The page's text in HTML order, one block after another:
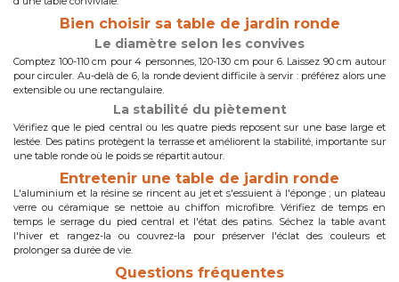
Bien choisir sa table de jardin ronde
Le diamètre selon les convives
Comptez 100-110 cm pour 4 personnes, 120-130 cm pour 6. Laissez 90 cm autour
pour circuler. Au-delà de 6, la ronde devient difficile à servir : préférez alors une
extensible ou une rectangulaire.
La stabilité du piètement
Vérifiez que le pied central ou les quatre pieds reposent sur une base large et
lestée. Des patins protègent la terrasse et améliorent la stabilité, importante sur
une table ronde où le poids se répartit autour.
Entretenir une table de jardin ronde
L'aluminium et la résine se rincent au jet et s'essuient à l'éponge ; un plateau
verre ou céramique se nettoie au chiffon microfibre. Vérifiez de temps en
temps le serrage du pied central et l'état des patins. Séchez la table avant
l'hiver et rangez-la ou couvrez-la pour préserver l'éclat des couleurs et
prolonger sa durée de vie.
Questions fréquentes